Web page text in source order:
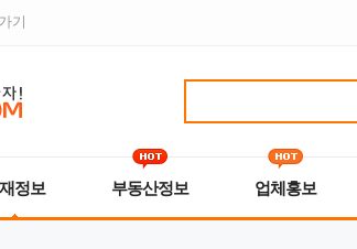
기
정보 부동산정보 업체홍보